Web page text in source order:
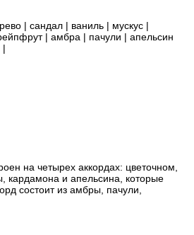
| сандал | ваниль | мускус |
| амбра | пачули | апельсин
|
на четырех аккордах: цветочном,
и апельсина, которые
состоит из амбры, пачули,